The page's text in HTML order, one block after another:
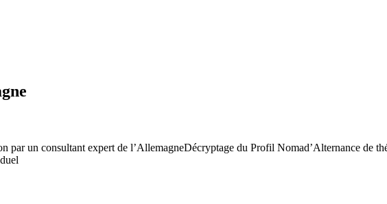
un consultant expert de l’AllemagneDécryptage du Profil Nomad’Alternance de